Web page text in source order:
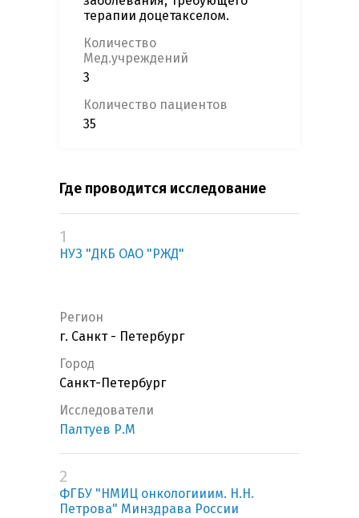
терапии доцетакселом.
Количество
Мед.учреждений
3
Количество пациентов
35
Где проводится исследование
1
НУЗ "ДКБ ОАО "РЖД"
Регион
г. Санкт - Петербург
Город
Санкт-Петербург
Исследователи
Палтуев Р.М
2
ФГБУ "НМИЦ онкологииим. Н.Н.
Петрова" Минздрава России